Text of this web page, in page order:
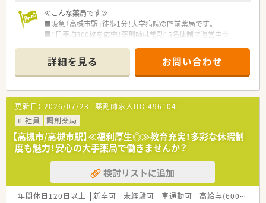
⇒新人同士ペアになって服薬指導のロールプレイをしたり、実際
に注射薬等の器具に触れることで、実践的なスキルや知識を身に
つけます。
■オーベン・ネーベン制
⇒新人（ネーベン）に指導役の先輩（オーベン）がマンツーマンで1
年間指導する制度。
配属店舗内の、なるべく年齢の近い先輩が指導役につきます。
２年目以降は自らがオーベンとなって後輩を育てながら、学んだ
知識を復習します。
■15ステップアップ研修
⇒薬学知識や店舗管理知識を5年間で段階的に学んでいくe-
Learning研修。
疾患や薬剤の基礎知識、主要医薬品300品目マスターから始ま
り、在宅医療やOTC、管理者としての知識まで、幅広いカリキュ
ラムを継続的に学んでいきます。
≪システム化が進んでいます！≫
■業務効率化の為、自社開発をした全店舗共通の調剤システムを
≪こんな薬局です≫
■阪急「高槻市駅」徒歩1分！大学病院の門前薬局です。
■1日平均300枚を応需！薬剤師は常勤15名体制で運営中☆
対応しています！
≪こんな方にオススメです≫
■調剤薬局の変化に対応し続ける薬局でともに成長をつづけた
い方！
■専門・認定薬剤師取得を活かしたい方！
≪企業の特徴≫
■大学病院や総合病院の門前薬局を中心に、全都道府県に約700
店舗を展開しています。
創業以来一貫して真の医薬分業を企業理念として掲げ、医薬分業
の先駆けとして展開しているような企業です！
■患者様に選ばれる薬局を目指すべく、先進性を持って以下2つ
の機能を主に発揮しています。
詳細を見る お問い合わせ
更新日： 2026/07/23 薬剤師求人ID： 496104
正社員
調剤薬局
【高槻市/高槻市駅】≪福利厚生◎≫教育充実！多彩な休暇制
度も魅力！安心の大手薬局で働きませんか？
検討リストに追加
年間休日120日以上 新卒可 未経験可 車通勤可 高給与(600万円以上)